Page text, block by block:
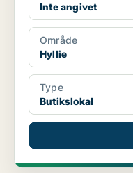
Inte angivet
Område
Hyllie
Type
Butikslokal